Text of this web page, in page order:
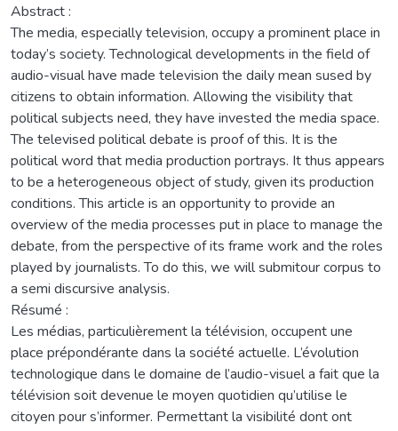
Abstract :
The media, especially television, occupy a prominent place in
today’s society. Technological developments in the field of
audio-visual have made television the daily mean sused by
citizens to obtain information. Allowing the visibility that
political subjects need, they have invested the media space.
The televised political debate is proof of this. It is the
political word that media production portrays. It thus appears
to be a heterogeneous object of study, given its production
conditions. This article is an opportunity to provide an
overview of the media processes put in place to manage the
debate, from the perspective of its frame work and the roles
played by journalists. To do this, we will submitour corpus to
a semi discursive analysis.
Résumé :
Les médias, particulièrement la télévision, occupent une
place prépondérante dans la société actuelle. L’évolution
technologique dans le domaine de l’audio-visuel a fait que la
télévision soit devenue le moyen quotidien qu’utilise le
citoyen pour s’informer. Permettant la visibilité dont ont